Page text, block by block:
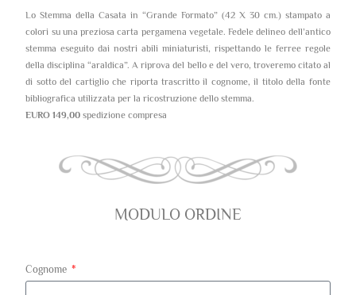
Lo Stemma della Casata in “Grande Formato” (42 X 30 cm.) stampato a
colori su una preziosa carta pergamena vegetale. Fedele delineo dell’antico
stemma eseguito dai nostri abili miniaturisti, rispettando le ferree regole
della disciplina “araldica”. A riprova del bello e del vero, troveremo citato al
di sotto del cartiglio che riporta trascritto il cognome, il titolo della fonte
bibliografica utilizzata per la ricostruzione dello stemma.
EURO 149,00 spedizione compresa
MODULO ORDINE
Cognome